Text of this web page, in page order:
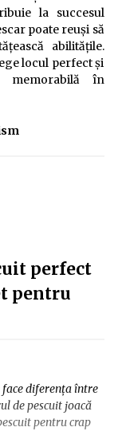
la succesul
poate reuși să
abilitățile.
locul perfect și
memorabilă în
perfect
pentru
diferența între
de pescuit joacă
pentru crap